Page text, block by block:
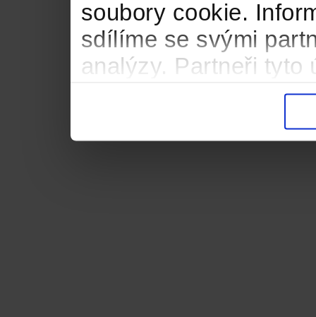
soubory cookie.
sdílíme se svými
analýzy. Partneři tyto
informacemi, které